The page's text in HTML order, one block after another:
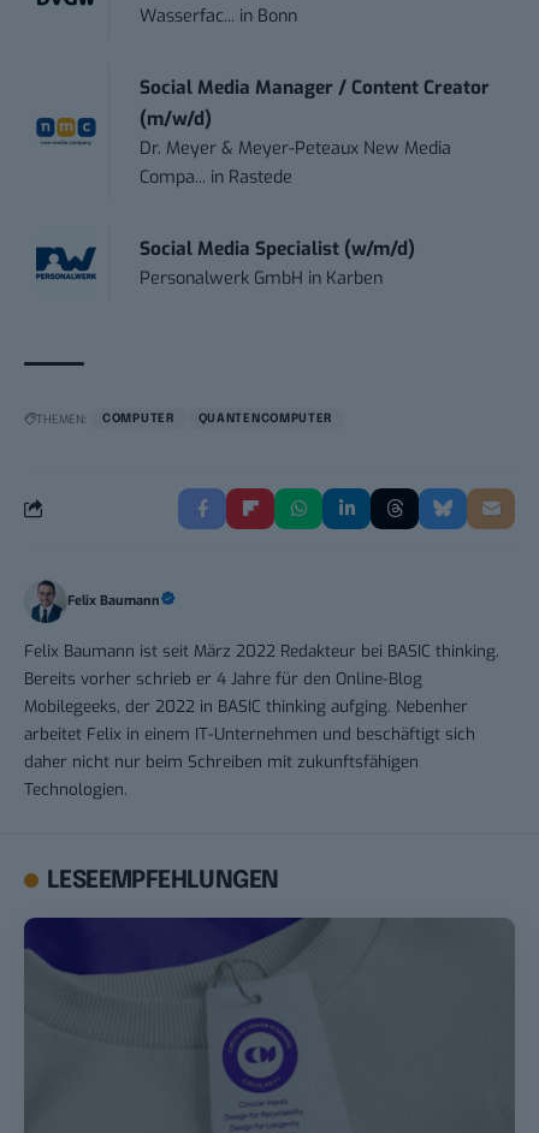
Wasserfac... in Bonn
Social Media Manager / Content Creator
(m/w/d)
Dr. Meyer & Meyer-Peteaux New Media
Compa... in Rastede
Social Media Specialist (w/m/d)
Personalwerk GmbH in Karben
THEMEN: COMPUTER QUANTENCOMPUTER
Felix Baumann
Felix Baumann ist seit März 2022 Redakteur bei BASIC thinking.
Bereits vorher schrieb er 4 Jahre für den Online-Blog
Mobilegeeks, der 2022 in BASIC thinking aufging. Nebenher
arbeitet Felix in einem IT-Unternehmen und beschäftigt sich
daher nicht nur beim Schreiben mit zukunftsfähigen
Technologien.
LESEEMPFEHLUNGEN